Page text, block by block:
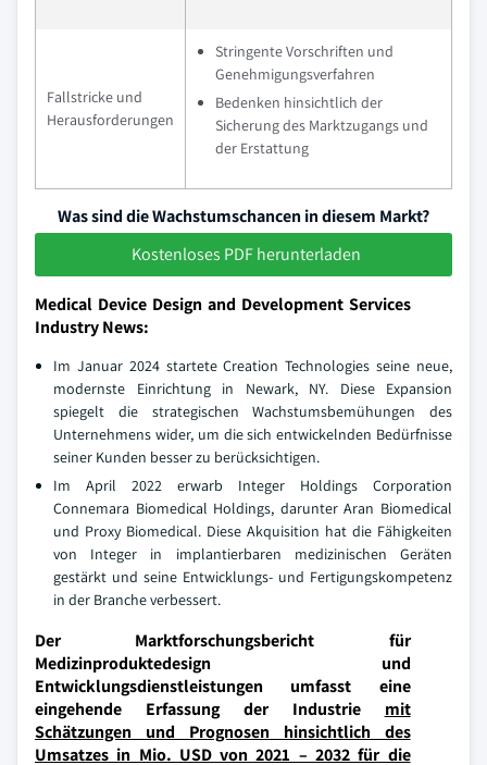
Fallstricke und
Herausforderungen
Stringente Vorschriften und
Genehmigungsverfahren
Bedenken hinsichtlich der
Sicherung des Marktzugangs und
der Erstattung
Was sind die Wachstumschancen in diesem Markt?
Kostenloses PDF herunterladen
Medical Device Design and Development Services
Industry News:
Im Januar 2024 startete Creation Technologies seine neue,
modernste Einrichtung in Newark, NY. Diese Expansion
spiegelt die strategischen Wachstumsbemühungen des
Unternehmens wider, um die sich entwickelnden Bedürfnisse
seiner Kunden besser zu berücksichtigen.
Im April 2022 erwarb Integer Holdings Corporation
Connemara Biomedical Holdings, darunter Aran Biomedical
und Proxy Biomedical. Diese Akquisition hat die Fähigkeiten
von Integer in implantierbaren medizinischen Geräten
gestärkt und seine Entwicklungs- und Fertigungskompetenz
in der Branche verbessert.
Der Marktforschungsbericht für
Medizinproduktedesign und
Entwicklungsdienstleistungen umfasst eine
eingehende Erfassung der Industrie mit
Schätzungen und Prognosen hinsichtlich des
Umsatzes in Mio. USD von 2021 – 2032 für die